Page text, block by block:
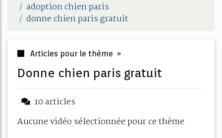
adoption chien paris
donne chien paris gratuit
Articles pour le thème »
donne chien paris gratuit
10 articles
Aucune vidéo sélectionnée pour ce thème